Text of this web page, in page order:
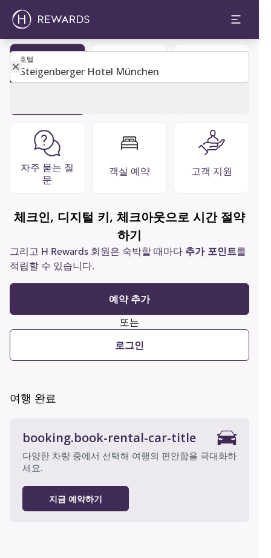
호텔
호텔
자주 묻는 질
문
객실 예약 고객 지원
체크인, 디지털 키, 체크아웃으로 시간 절약
하기
그리고 H Rewards 회원은 숙박할 때마다 추가 포인트를
적립할 수 있습니다.
예약 추가
또는
로그인
여행 완료
booking.book-rental-car-title
다양한 차량 중에서 선택해 여행의 편안함을 극대화하
세요.
지금 예약하기